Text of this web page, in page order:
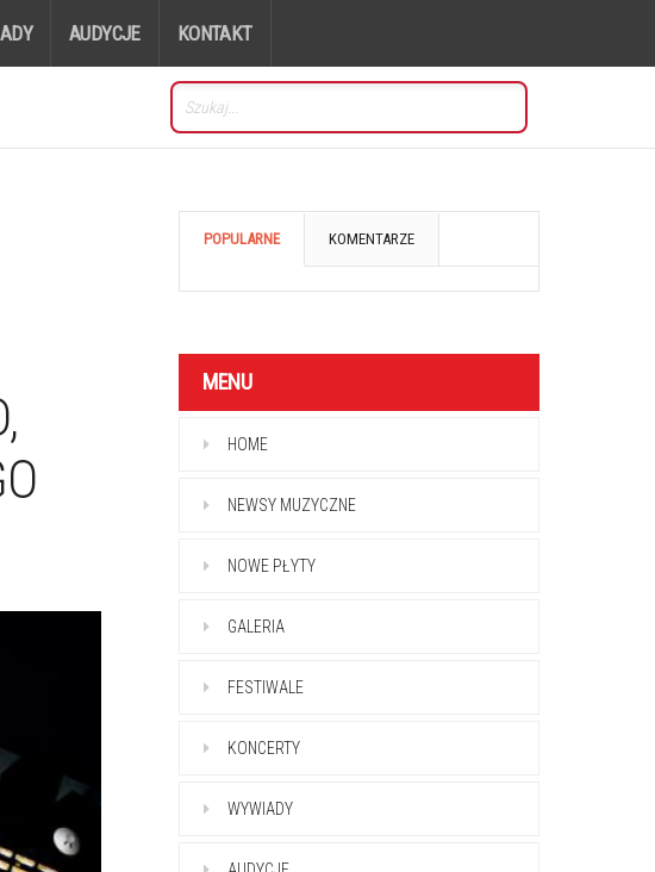
AUDYCJE KONTAKT
POPULARNE KOMENTARZE
MENU
HOME
NEWSY MUZYCZNE
NOWE PŁYTY
GALERIA
FESTIWALE
KONCERTY
WYWIADY